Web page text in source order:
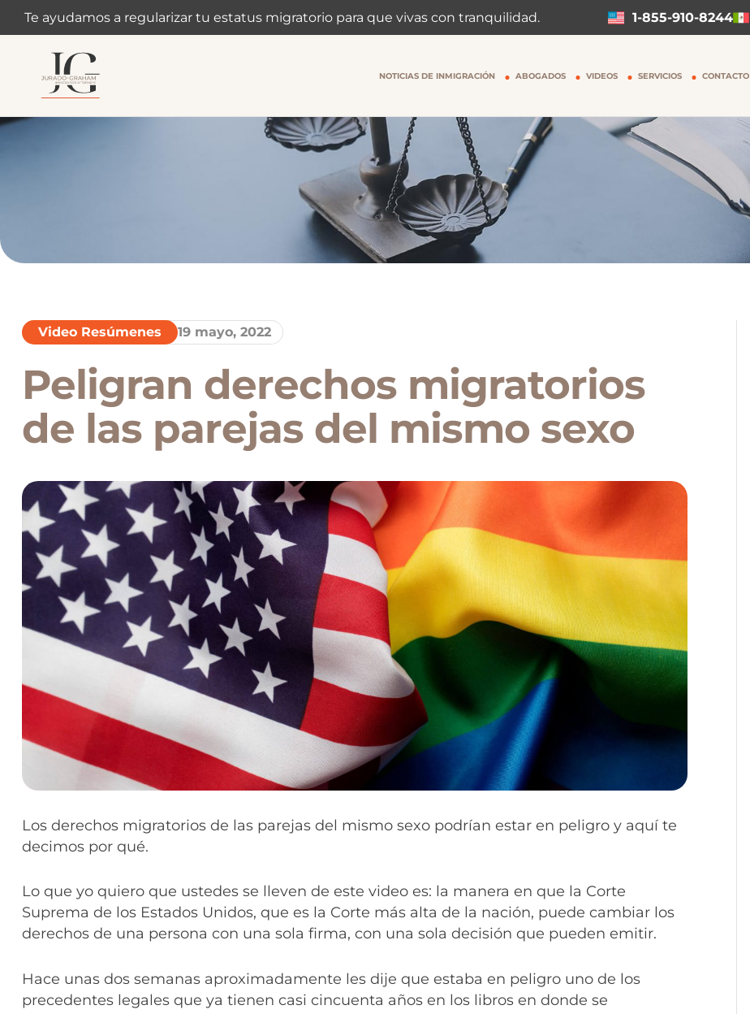
Te ayudamos a regularizar tu estatus migratorio para que vivas con tranquilidad. 1-855-910-8244
NOTICIAS DE INMIGRACIÓN ABOGADOS VIDEOS SERVICIOS CONTACTO
Video Resúmenes 19 mayo, 2022
Peligran derechos migratorios
de las parejas del mismo sexo
Los derechos migratorios de las parejas del mismo sexo podrían estar en peligro y aquí te
decimos por qué.
Lo que yo quiero que ustedes se lleven de este video es: la manera en que la Corte
Suprema de los Estados Unidos, que es la Corte más alta de la nación, puede cambiar los
derechos de una persona con una sola firma, con una sola decisión que pueden emitir.
Hace unas dos semanas aproximadamente les dije que estaba en peligro uno de los
precedentes legales que ya tienen casi cincuenta años en los libros en donde se